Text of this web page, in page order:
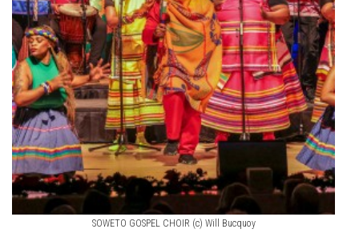
SOWETO GOSPEL CHOIR (c) Will Bucquoy